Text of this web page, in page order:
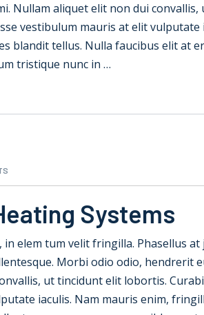
Nullam aliquet elit non dui
vestibulum mauris at elit
blandit tellus. Nulla faucibus elit at
tristique nunc in …
Systems
in elem tum velit fringilla. Phasellus
Morbi odio odio, hendrerit
ut tincidunt elit lobortis.
iaculis. Nam mauris enim,